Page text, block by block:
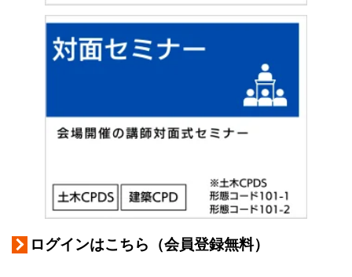
ログインはこちら（会員登録無料）